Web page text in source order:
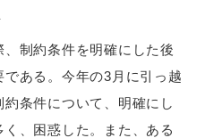
制約条件を明確にした後
ある。今年の3月に引っ越
条件について、明確にし
、困惑した。また、ある